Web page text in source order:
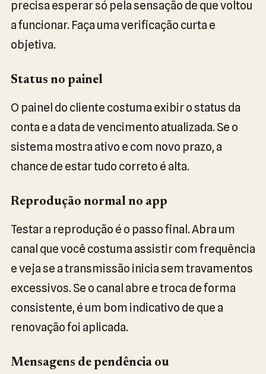
precisa esperar só pela sensação de que voltou
a funcionar. Faça uma verificação curta e
objetiva.
Status no painel
O painel do cliente costuma exibir o status da
conta e a data de vencimento atualizada. Se o
sistema mostra ativo e com novo prazo, a
chance de estar tudo correto é alta.
Reprodução normal no app
Testar a reprodução é o passo final. Abra um
canal que você costuma assistir com frequência
e veja se a transmissão inicia sem travamentos
excessivos. Se o canal abre e troca de forma
consistente, é um bom indicativo de que a
renovação foi aplicada.
Mensagens de pendência ou